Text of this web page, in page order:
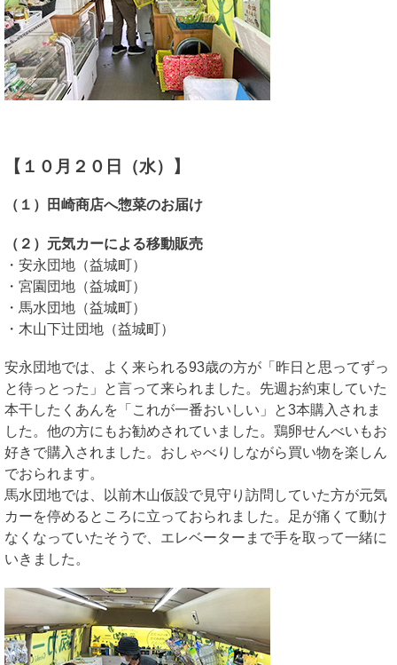
【１０月２０日（水）】
（１）田崎商店へ惣菜のお届け
（２）元気カーによる移動販売
・安永団地（益城町）
・宮園団地（益城町）
・馬水団地（益城町）
・木山下辻団地（益城町）
安永団地では、よく来られる93歳の方が「昨日と思ってずっ
と待っとった」と言って来られました。先週お約束していた
本干したくあんを「これが一番おいしい」と3本購入されま
した。他の方にもお勧めされていました。鶏卵せんべいもお
好きで購入されました。おしゃべりしながら買い物を楽しん
でおられます。
馬水団地では、以前木山仮設で見守り訪問していた方が元気
カーを停めるところに立っておられました。足が痛くて動け
なくなっていたそうで、エレベーターまで手を取って一緒に
いきました。